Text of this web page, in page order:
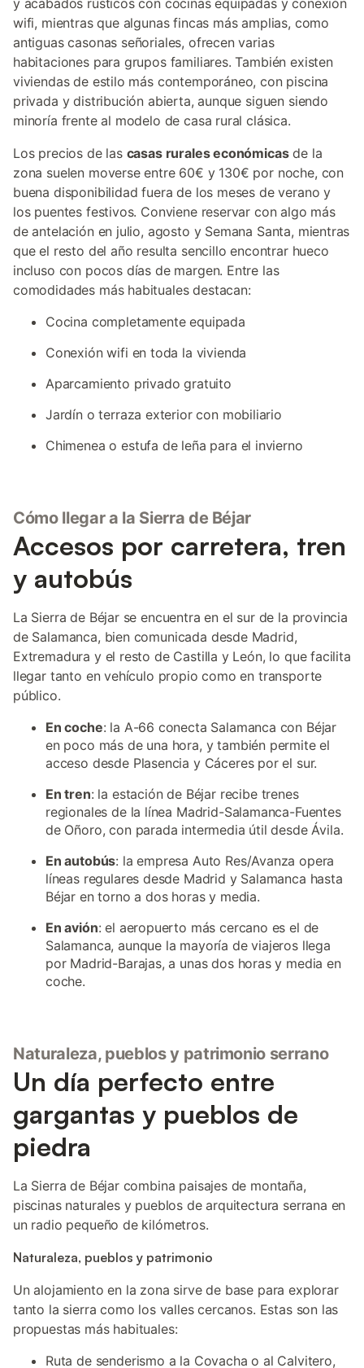
y acabados rústicos con cocinas equipadas y conexión
wifi, mientras que algunas fincas más amplias, como
antiguas casonas señoriales, ofrecen varias
habitaciones para grupos familiares. También existen
viviendas de estilo más contemporáneo, con piscina
privada y distribución abierta, aunque siguen siendo
minoría frente al modelo de casa rural clásica.
Los precios de las casas rurales económicasde la
zona suelen moverse entre 60€ y 130€ por noche, con
buena disponibilidad fuera de los meses de verano y
los puentes festivos. Conviene reservar con algo más
de antelación en julio, agosto y Semana Santa, mientras
que el resto del año resulta sencillo encontrar hueco
incluso con pocos días de margen. Entre las
comodidades más habituales destacan:
Cocina completamente equipada
Conexión wifi en toda la vivienda
Aparcamiento privado gratuito
Jardín o terraza exterior con mobiliario
Chimenea o estufa de leña para el invierno
Cómo llegar a la Sierra de Béjar
Accesos por carretera, tren
y autobús
La Sierra de Béjar se encuentra en el sur de la provincia
de Salamanca, bien comunicada desde Madrid,
Extremadura y el resto de Castilla y León, lo que facilita
llegar tanto en vehículo propio como en transporte
público.
En coche: la A-66 conecta Salamanca con Béjar
en poco más de una hora, y también permite el
acceso desde Plasencia y Cáceres por el sur.
En tren: la estación de Béjar recibe trenes
regionales de la línea Madrid-Salamanca-Fuentes
de Oñoro, con parada intermedia útil desde Ávila.
En autobús: la empresa Auto Res/Avanza opera
líneas regulares desde Madrid y Salamanca hasta
Béjar en torno a dos horas y media.
En avión: el aeropuerto más cercano es el de
Salamanca, aunque la mayoría de viajeros llega
por Madrid-Barajas, a unas dos horas y media en
coche.
Naturaleza, pueblos y patrimonio serrano
Un día perfecto entre
gargantas y pueblos de
piedra
La Sierra de Béjar combina paisajes de montaña,
piscinas naturales y pueblos de arquitectura serrana en
un radio pequeño de kilómetros.
Naturaleza, pueblos y patrimonio
Un alojamiento en la zona sirve de base para explorar
tanto la sierra como los valles cercanos. Estas son las
propuestas más habituales:
Ruta de senderismo a la Covacha o al Calvitero,